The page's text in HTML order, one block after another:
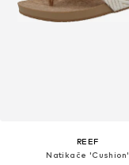
REEF
Natikače 'Cushion'